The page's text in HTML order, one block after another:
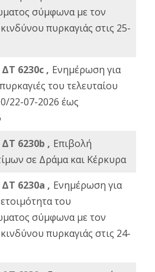
σύμφωνα με τον
πυρκαγιάς στις 25-
6230c , Ενημέρωση για
του τελευταίου
22-07-2026 έως
6230b , Επιβολή
σε Δράμα και Κέρκυρα
6230a , Ενημέρωση για
του
σύμφωνα με τον
πυρκαγιάς στις 24-